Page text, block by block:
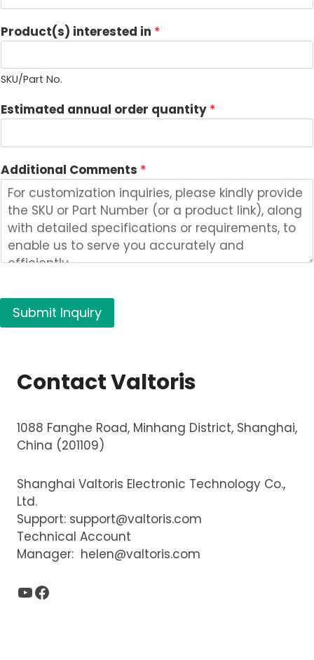
A
d
i
i
n
a
l
t
(
Product(s) interested in *
SKU/Part No.
Estimated annual order quantity *
Additional Comments *
Submit Inquiry
Contact Valtoris
1088 Fanghe Road, Minhang District, Shanghai,
China (201109)
Shanghai Valtoris Electronic Technology Co.,
Ltd.
Support: support@valtoris.com
Technical Account
Manager: helen@valtoris.com
YouTube
Facebook